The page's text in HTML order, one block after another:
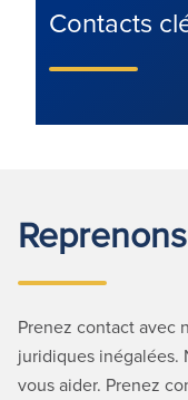
Contacts
Prenez contact avec
juridiques inégalées.
vous aider. Prenez